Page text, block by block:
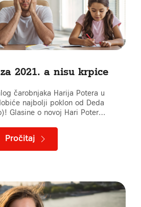
2021. a nisu krpice
čarobnjaka Harija Potera u
najbolji poklon od Deda
Glasine o novoj Hari Poter…
Pročitaj